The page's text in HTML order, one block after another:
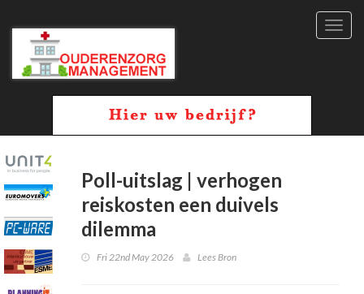
Poll-uitslag | verhogen
reiskosten een duivels
dilemma
Fri 22nd May 2026 Lees Bron